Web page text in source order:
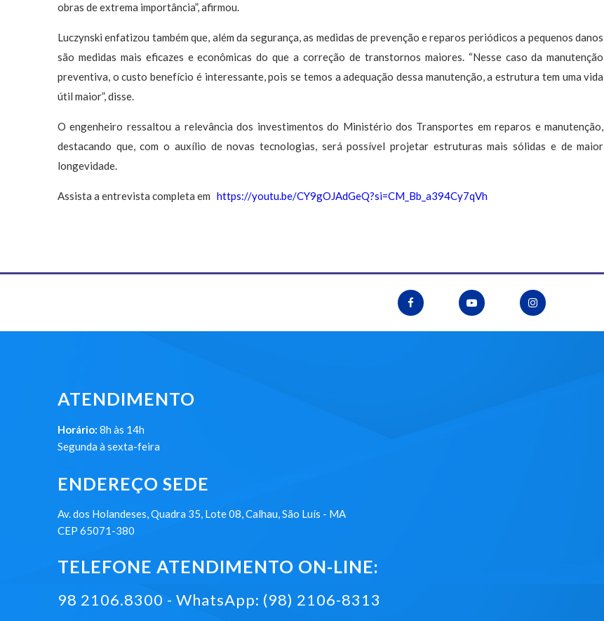
obras de extrema importância”, afirmou.
Luczynski enfatizou também que, além da segurança, as medidas de prevenção e reparos periódicos a pequenos danos
são medidas mais eficazes e econômicas do que a correção de transtornos maiores. “Nesse caso da manutenção
preventiva, o custo benefício é interessante, pois se temos a adequação dessa manutenção, a estrutura tem uma vida
útil maior”, disse.
O engenheiro ressaltou a relevância dos investimentos do Ministério dos Transportes em reparos e manutenção,
destacando que, com o auxílio de novas tecnologias, será possível projetar estruturas mais sólidas e de maior
longevidade.
Assista a entrevista completa em https://youtu.be/CY9gOJAdGeQ?si=CM_Bb_a394Cy7qVh
ATENDIMENTO
Horário: 8h às 14h
Segunda à sexta-feira
ENDEREÇO SEDE
Av. dos Holandeses, Quadra 35, Lote 08, Calhau, São Luís - MA
CEP 65071-380
TELEFONE ATENDIMENTO ON-LINE:
98 2106.8300 - WhatsApp: (98) 2106-8313